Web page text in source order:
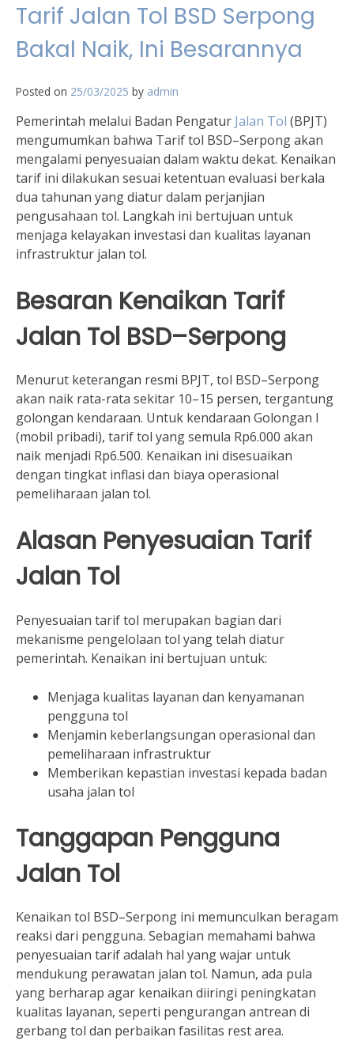
Tarif Jalan Tol BSD Serpong
Bakal Naik, Ini Besarannya
Posted on 25/03/2025 by admin
Pemerintah melalui Badan Pengatur Jalan Tol (BPJT)
mengumumkan bahwa Tarif tol BSD–Serpong akan
mengalami penyesuaian dalam waktu dekat. Kenaikan
tarif ini dilakukan sesuai ketentuan evaluasi berkala
dua tahunan yang diatur dalam perjanjian
pengusahaan tol. Langkah ini bertujuan untuk
menjaga kelayakan investasi dan kualitas layanan
infrastruktur jalan tol.
Besaran Kenaikan Tarif
Jalan Tol BSD–Serpong
Menurut keterangan resmi BPJT, tol BSD–Serpong
akan naik rata-rata sekitar 10–15 persen, tergantung
golongan kendaraan. Untuk kendaraan Golongan I
(mobil pribadi), tarif tol yang semula Rp6.000 akan
naik menjadi Rp6.500. Kenaikan ini disesuaikan
dengan tingkat inflasi dan biaya operasional
pemeliharaan jalan tol.
Alasan Penyesuaian Tarif
Jalan Tol
Penyesuaian tarif tol merupakan bagian dari
mekanisme pengelolaan tol yang telah diatur
pemerintah. Kenaikan ini bertujuan untuk:
Menjaga kualitas layanan dan kenyamanan
pengguna tol
Menjamin keberlangsungan operasional dan
pemeliharaan infrastruktur
Memberikan kepastian investasi kepada badan
usaha jalan tol
Tanggapan Pengguna
Jalan Tol
Kenaikan tol BSD–Serpong ini memunculkan beragam
reaksi dari pengguna. Sebagian memahami bahwa
penyesuaian tarif adalah hal yang wajar untuk
mendukung perawatan jalan tol. Namun, ada pula
yang berharap agar kenaikan diiringi peningkatan
kualitas layanan, seperti pengurangan antrean di
gerbang tol dan perbaikan fasilitas rest area.